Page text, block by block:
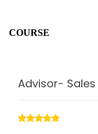
COURSE
Advisor-